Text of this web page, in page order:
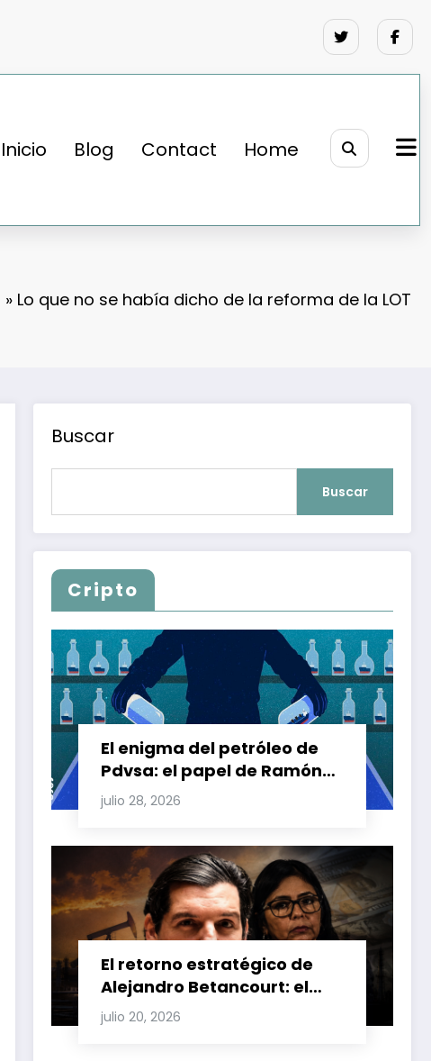
Inicio Blog Contact Home
» Lo que no se había dicho de la reforma de la LOT
Buscar
Buscar
Cripto
El enigma del petróleo de
Pdvsa: el papel de Ramón
Carretero en el triángulo de
Carretero y su impacto en
julio 28, 2026
El retorno estratégico de
Alejandro Betancourt: el
bolichico que desafía la
justicia y renueva su poder
julio 20, 2026